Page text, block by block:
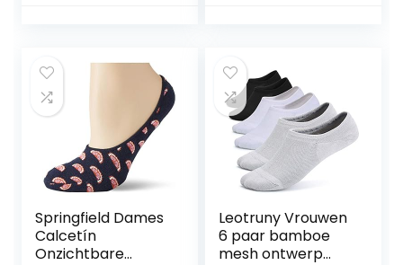
Springfield Dames
Calcetín
Onzichtbare
Leotruny Vrouwen
6 paar bamboe
mesh ontwerp